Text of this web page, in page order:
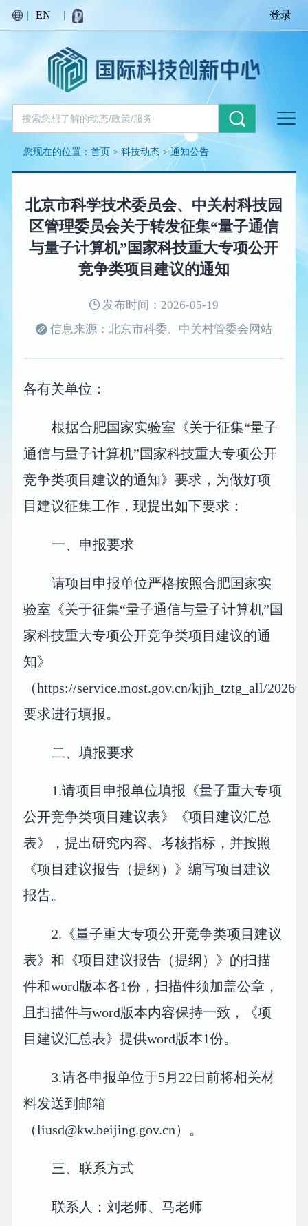
| EN | 登录
您现在的位置：首页 >科技动态>通知公告
北京市科学技术委员会、中关村科技园
区管理委员会关于转发征集“量子通信
与量子计算机”国家科技重大专项公开
竞争类项目建议的通知
发布时间：2026-05-19
信息来源：北京市科委、中关村管委会网站
各有关单位：
根据合肥国家实验室《关于征集“量子
通信与量子计算机”国家科技重大专项公开
竞争类项目建议的通知》要求，为做好项
目建议征集工作，现提出如下要求：
一、申报要求
请项目申报单位严格按照合肥国家实
验室《关于征集“量子通信与量子计算机”国
家科技重大专项公开竞争类项目建议的通
知》
（https://service.most.gov.cn/kjjh_tztg_all/
要求进行填报。
二、填报要求
1.请项目申报单位填报《量子重大专项
公开竞争类项目建议表》《项目建议汇总
表》，提出研究内容、考核指标，并按照
《项目建议报告（提纲）》编写项目建议
报告。
2.《量子重大专项公开竞争类项目建议
表》和《项目建议报告（提纲）》的扫描
件和word版本各1份，扫描件须加盖公章，
且扫描件与word版本内容保持一致，《项
目建议汇总表》提供word版本1份。
3.请各申报单位于5月22日前将相关材
料发送到邮箱
（liusd@kw.beijing.gov.cn）。
三、联系方式
联系人：刘老师、马老师